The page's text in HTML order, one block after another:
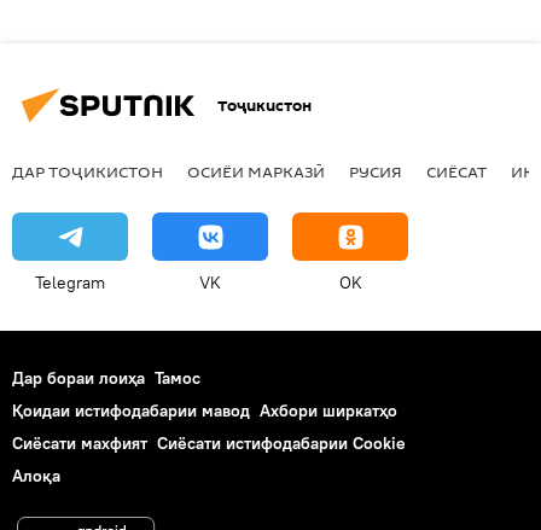
Тоҷикистон
ДАР ТОҶИКИСТОН ОСИЁИ МАРКАЗӢ РУСИЯ СИЁСАТ
Telegram VK OK
Дар бораи лоиҳа Тамос
Қоидаи истифодабарии мавод Ахбори ширкатҳо
Сиёсати махфият Сиёсати истифодабарии Cookie
Алоқа